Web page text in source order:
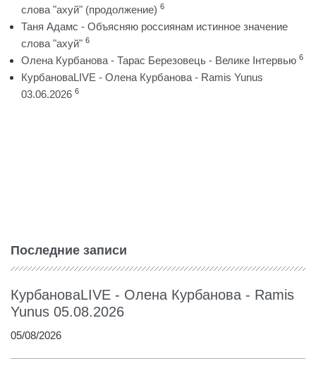
слова "ахуй" (продолжение) 6
Таня Адамс - Объясняю россиянам истинное значение
слова "ахуй" 6
Олена Курбанова - Тарас Березовець - Велике Інтервью 6
КурбановаLIVE - Олена Курбанова - Ramis Yunus
03.06.2026 6
Последние записи
КурбановаLIVE - Олена Курбанова - Ramis
Yunus 05.08.2026
05/08/2026